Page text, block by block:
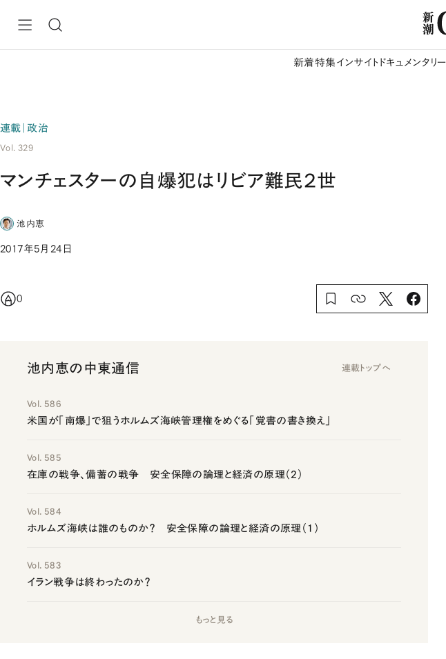
新着特集 インサイト ドキュメンタリー
連載｜政治
Vol. 329
マンチェスターの自爆犯はリビア難民２世
池内恵
2017年5月24日
0
池内恵の中東通信 連載トップへ
Vol. 586
米国が「南爆」で狙うホルムズ海峡管理権をめぐる「覚書の書き換え」
Vol. 585
在庫の戦争、備蓄の戦争 安全保障の論理と経済の原理（2）
Vol. 584
ホルムズ海峡は誰のものか？ 安全保障の論理と経済の原理（1）
Vol. 583
イラン戦争は終わったのか？
もっと見る